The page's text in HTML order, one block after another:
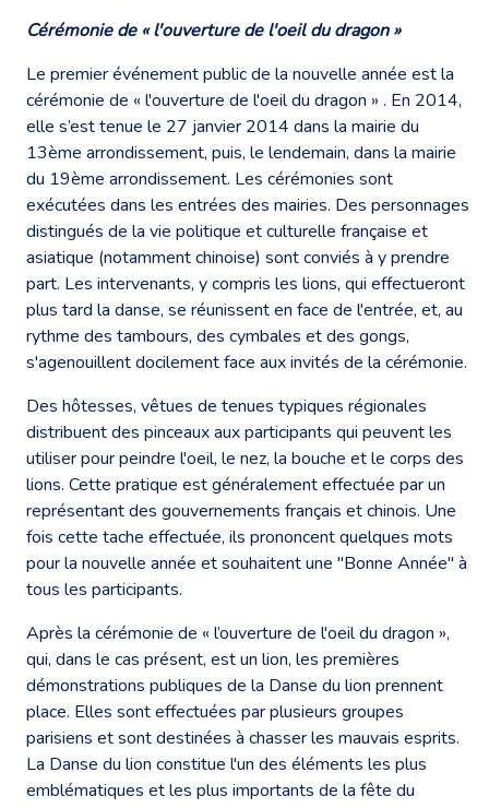
Cérémonie de « l'ouverture de l'oeil du dragon »
Le premier événement public de la nouvelle année est la
cérémonie de « l'ouverture de l'oeil du dragon » . En 2014,
elle s’est tenue le 27 janvier 2014 dans la mairie du
13ème arrondissement, puis, le lendemain, dans la mairie
du 19ème arrondissement. Les cérémonies sont
exécutées dans les entrées des mairies. Des personnages
distingués de la vie politique et culturelle française et
asiatique (notamment chinoise) sont conviés à y prendre
part. Les intervenants, y compris les lions, qui effectueront
plus tard la danse, se réunissent en face de l'entrée, et, au
rythme des tambours, des cymbales et des gongs,
s'agenouillent docilement face aux invités de la cérémonie.
Des hôtesses, vêtues de tenues typiques régionales
distribuent des pinceaux aux participants qui peuvent les
utiliser pour peindre l'oeil, le nez, la bouche et le corps des
lions. Cette pratique est généralement effectuée par un
représentant des gouvernements français et chinois. Une
fois cette tache effectuée, ils prononcent quelques mots
pour la nouvelle année et souhaitent une "Bonne Année" à
tous les participants.
Après la cérémonie de « l’ouverture de l'oeil du dragon »,
qui, dans le cas présent, est un lion, les premières
démonstrations publiques de la Danse du lion prennent
place. Elles sont effectuées par plusieurs groupes
parisiens et sont destinées à chasser les mauvais esprits.
La Danse du lion constitue l'un des éléments les plus
emblématiques et les plus importants de la fête du